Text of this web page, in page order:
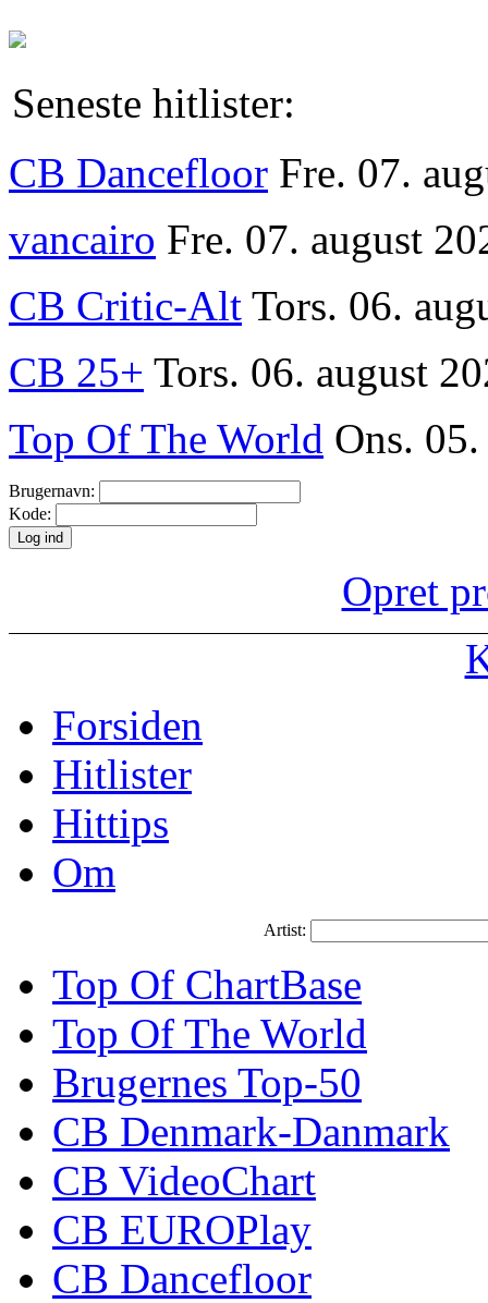
Seneste hitlister:
CB Dancefloor Fre. 07.
vancairo Fre. 07. august
CB Critic-Alt Tors. 06.
CB 25+ Tors. 06. august
Top Of The World Ons.
Brugernavn:
Kode:
Opret
Forsiden
Hitlister
Hittips
Om
Artist:
Top Of ChartBase
Top Of The World
Brugernes Top-50
CB Denmark-Danmark
CB VideoChart
CB EUROPlay
CB Dancefloor